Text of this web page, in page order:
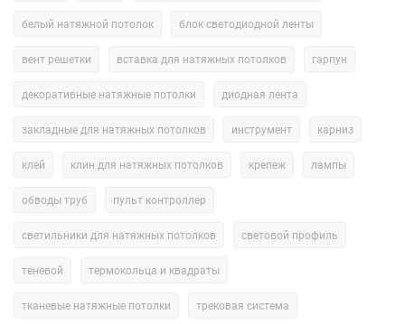
применение которой повышает прочность сварного шва.
2. Персонал
специалисты (средний стаж по команде 2 года 7 месяцев). Это
Чтобы вы получали заказ максимально быстро, цех по
белый натяжной потолок блок светодиодной ленты
вент решетки вставка для натяжных потолков гарпун
декоративные натяжные потолки диодная лента
закладные для натяжных потолков инструмент карниз
клей клин для натяжных потолков крепеж лампы
обводы труб пульт контроллер
светильники для натяжных потолков световой профиль
теневой термокольца и квадраты
тканевые натяжные потолки трековая система